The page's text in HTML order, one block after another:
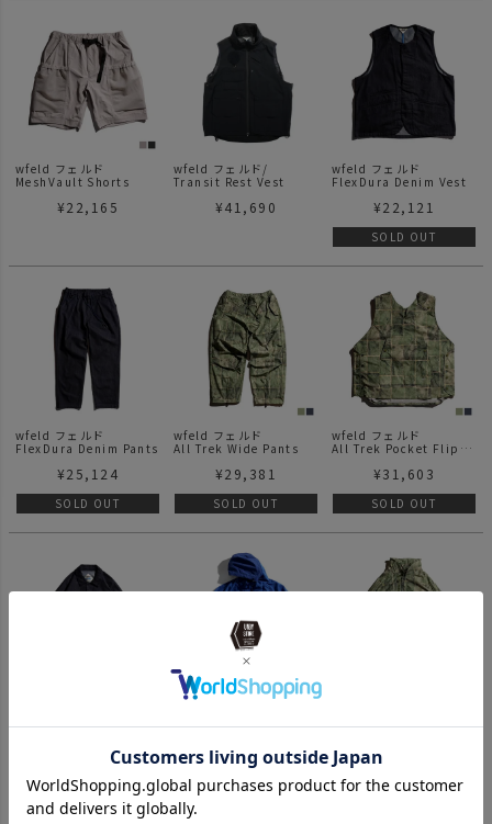
wfeld フェルド
MeshVault Shorts
¥22,165
wfeld フェルド/
Transit Rest Vest
¥41,690
wfeld フェルド
FlexDura Denim Vest
¥22,121
SOLD OUT
wfeld フェルド
FlexDura Denim Pants
¥25,124
SOLD OUT
wfeld フェルド
All Trek Wide Pants
¥29,381
SOLD OUT
wfeld フェルド
All Trek Pocket Flip
¥31,603
SOLD OUT
Coverall
wfeld フェルド
Hoodie(Pillowdy)
SOLD OUT
Jacket